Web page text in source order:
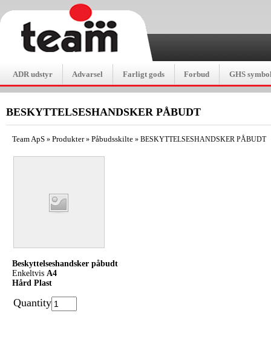
ADR udstyr Advarsel Farligt gods Forbud GHS
BESKYTTELSESHANDSKER PÅBUDT
Team ApS » Produkter» Påbudsskilte » BESKYTTELSESHANDSKER PÅBUDT
Beskyttelseshandsker påbudt
Enkeltvis A4
Hård Plast
Quantity